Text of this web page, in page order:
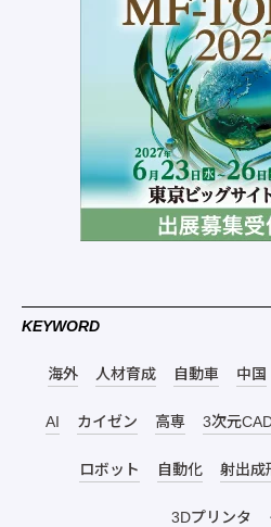
KEYWORD
海外 人材育成 自動車 中国
AI カイゼン 高専 3次元
ロボット 自動化 射出成
3Dプリンタ